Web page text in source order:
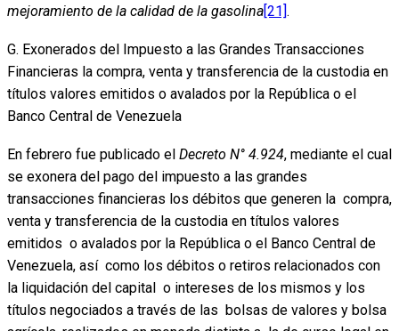
mejoramiento de la calidad de la gasolina [21] .
G. Exonerados del Impuesto a las Grandes Transacciones
Financieras la compra, venta y transferencia de la custodia en
títulos valores emitidos o avalados por la República o el
Banco Central de Venezuela
En febrero fue publicado el Decreto N° 4.924, mediante el cual
se exonera del pago del impuesto a las grandes
transacciones financieras los débitos que generen la compra,
venta y transferencia de la custodia en títulos valores
emitidos o avalados por la República o el Banco Central de
Venezuela, así como los débitos o retiros relacionados con
la liquidación del capital o intereses de los mismos y los
títulos negociados a través de las bolsas de valores y bolsa